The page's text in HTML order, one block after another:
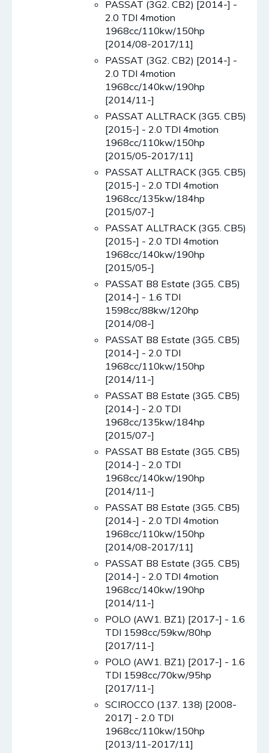
PASSAT (3G2. CB2) [2014-] -
2.0 TDI 4motion
1968cc/110kw/150hp
[2014/08-2017/11]
PASSAT (3G2. CB2) [2014-] -
2.0 TDI 4motion
1968cc/140kw/190hp
[2014/11-]
PASSAT ALLTRACK (3G5. CB5)
[2015-] - 2.0 TDI 4motion
1968cc/110kw/150hp
[2015/05-2017/11]
PASSAT ALLTRACK (3G5. CB5)
[2015-] - 2.0 TDI 4motion
1968cc/135kw/184hp
[2015/07-]
PASSAT ALLTRACK (3G5. CB5)
[2015-] - 2.0 TDI 4motion
1968cc/140kw/190hp
[2015/05-]
PASSAT B8 Estate (3G5. CB5)
[2014-] - 1.6 TDI
1598cc/88kw/120hp
[2014/08-]
PASSAT B8 Estate (3G5. CB5)
[2014-] - 2.0 TDI
1968cc/110kw/150hp
[2014/11-]
PASSAT B8 Estate (3G5. CB5)
[2014-] - 2.0 TDI
1968cc/135kw/184hp
[2015/07-]
PASSAT B8 Estate (3G5. CB5)
[2014-] - 2.0 TDI
1968cc/140kw/190hp
[2014/11-]
PASSAT B8 Estate (3G5. CB5)
[2014-] - 2.0 TDI 4motion
1968cc/110kw/150hp
[2014/08-2017/11]
PASSAT B8 Estate (3G5. CB5)
[2014-] - 2.0 TDI 4motion
1968cc/140kw/190hp
[2014/11-]
POLO (AW1. BZ1) [2017-] - 1.6
TDI 1598cc/59kw/80hp
[2017/11-]
POLO (AW1. BZ1) [2017-] - 1.6
TDI 1598cc/70kw/95hp
[2017/11-]
SCIROCCO (137. 138) [2008-
2017] - 2.0 TDI
1968cc/110kw/150hp
[2013/11-2017/11]